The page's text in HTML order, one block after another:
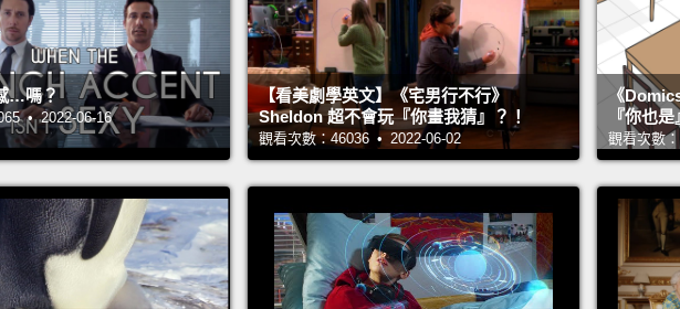
札格瑞布發生了許多真的讓人
廈開始啟用，那意味著會有更
Zagreb has developed an
scene. It's actually been
札格瑞布已發展了很棒的聖誕
被票選為歐洲最棒的聖誕市集。
The best place to start a
…嗎？
• 2022-06-16
【看美劇學英文】《宅男行不行》
Sheldon 超不會玩『你畫我猜』？！
觀看次數：46036 • 2022-06-02
《
『你也
觀看次數